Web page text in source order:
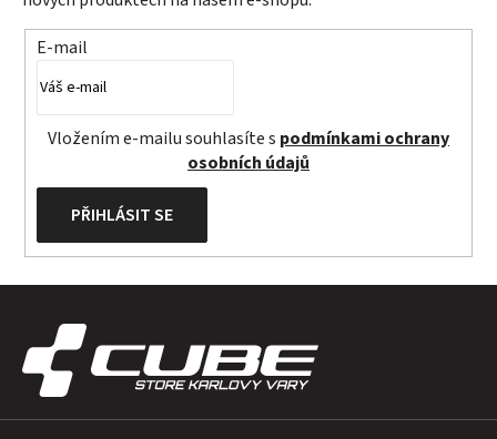
E-mail
Vložením e-mailu souhlasíte s podmínkami ochrany
osobních údajů
PŘIHLÁSIT SE